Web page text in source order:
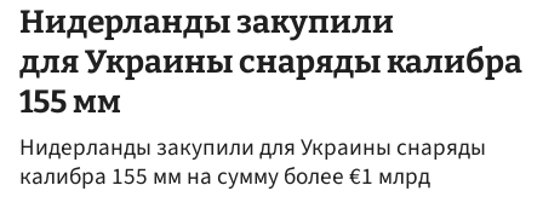
Нидерланды закупили
для Украины снаряды калибра
155 мм
Нидерланды закупили для Украины снаряды
калибра 155 мм на сумму более €1 млрд